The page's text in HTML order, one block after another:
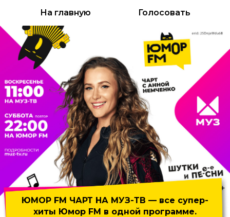
На главную Голосовать
ЮМОР FM ЧАРТ НА МУЗ-ТВ — все супер-
хиты Юмор FM в одной программе.